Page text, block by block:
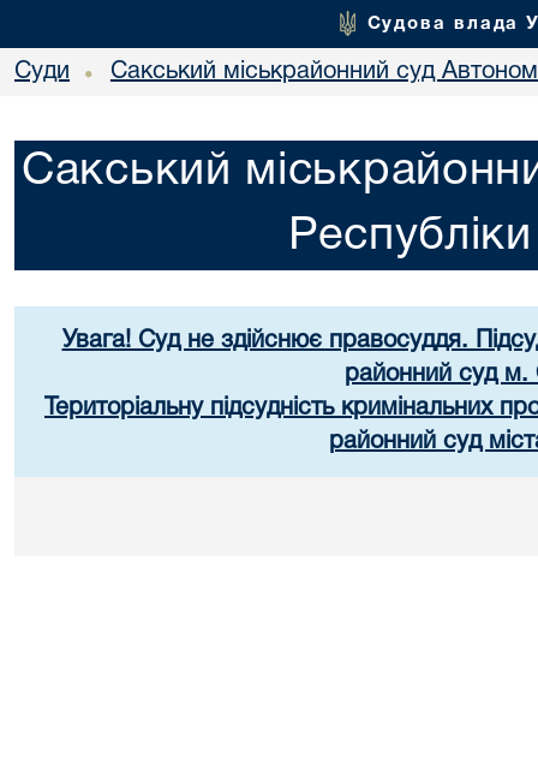
Судова влада
Суди • Сакський міськрайонний суд
Сакський
Увага! Суд не здійснює правосуддя.
районний суд м.
Територіальну підсудність кримінальних
районний суд